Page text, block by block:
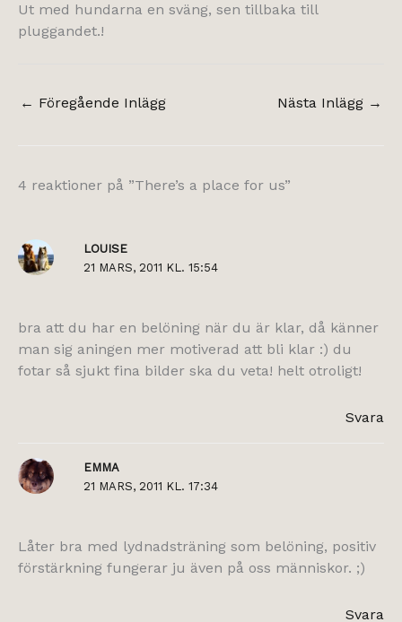
Ut med hundarna en sväng, sen tillbaka till
pluggandet.!
← Föregående Inlägg Nästa Inlägg →
4 reaktioner på ”There’s a place for us”
LOUISE
21 MARS, 2011 KL. 15:54
bra att du har en belöning när du är klar, då känner
man sig aningen mer motiverad att bli klar :) du
fotar så sjukt fina bilder ska du veta! helt otroligt!
Svara
EMMA
21 MARS, 2011 KL. 17:34
Låter bra med lydnadsträning som belöning, positiv
förstärkning fungerar ju även på oss människor. ;)
Svara